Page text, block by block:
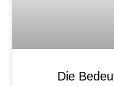
Die